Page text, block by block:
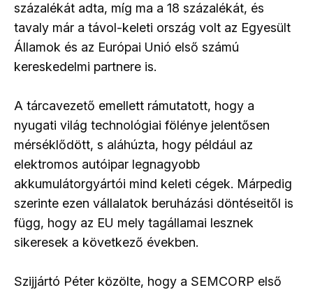
százalékát adta, míg ma a 18 százalékát, és
tavaly már a távol-keleti ország volt az Egyesült
Államok és az Európai Unió első számú
kereskedelmi partnere is.
A tárcavezető emellett rámutatott, hogy a
nyugati világ technológiai fölénye jelentősen
mérséklődött, s aláhúzta, hogy például az
elektromos autóipar legnagyobb
akkumulátorgyártói mind keleti cégek. Márpedig
szerinte ezen vállalatok beruházási döntéseitől is
függ, hogy az EU mely tagállamai lesznek
sikeresek a következő években.
Szijjártó Péter közölte, hogy a SEMCORP első